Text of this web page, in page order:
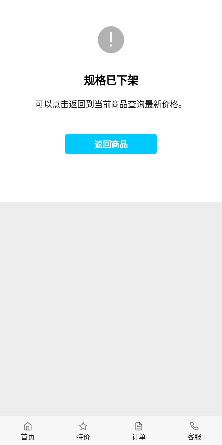
规格已下架
可以点击返回到当前商品查询最新价格。
返回商品
首页 特价 订单 客服